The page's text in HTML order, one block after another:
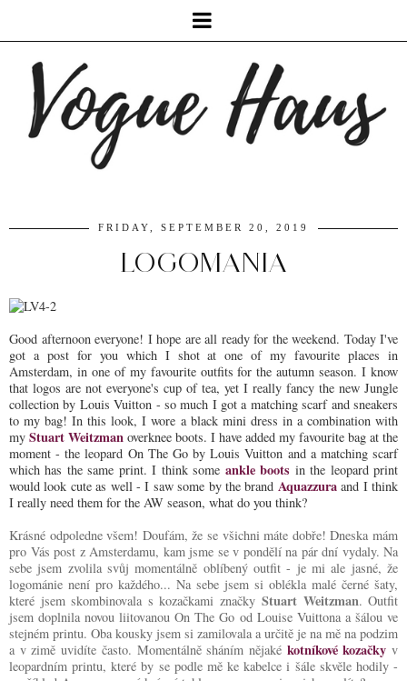
FRIDAY, SEPTEMBER 20, 2019
LOGOMANIA
Good afternoon everyone! I hope are all ready for the weekend. Today I've
got a post for you which I shot at one of my favourite places in
Amsterdam, in one of my favourite outfits for the autumn season. I know
that logos are not everyone's cup of tea, yet I really fancy the new Jungle
collection by Louis Vuitton - so much I got a matching scarf and sneakers
to my bag! In this look, I wore a black mini dress in a combination with
my Stuart Weitzman overknee boots. I have added my favourite bag at the
moment - the leopard On The Go by Louis Vuitton and a matching scarf
which has the same print. I think some ankle boots in the leopard print
would look cute as well - I saw some by the brand Aquazzuraand I think
I really need them for the AW season, what do you think?
Krásné odpoledne všem! Doufám, že se všichni máte dobře! Dneska mám
pro Vás post z Amsterdamu, kam jsme se v pondělí na pár dní vydaly. Na
sebe jsem zvolila svůj momentálně oblíbený outfit - je mi ale jasné, že
logománie není pro každého... Na sebe jsem si oblékla malé černé šaty,
které jsem skombinovala s kozačkami značky Stuart Weitzman. Outfit
jsem doplnila novou liitovanou On The Go od Louise Vuittona a šálou ve
stejném printu. Oba kousky jsem si zamilovala a určitě je na mě na podzim
a v zimě uvidíte často. Momentálně sháním nějaké kotníkové kozačky v
leopardním printu, které by se podle mě ke kabelce i šále skvěle hodily -